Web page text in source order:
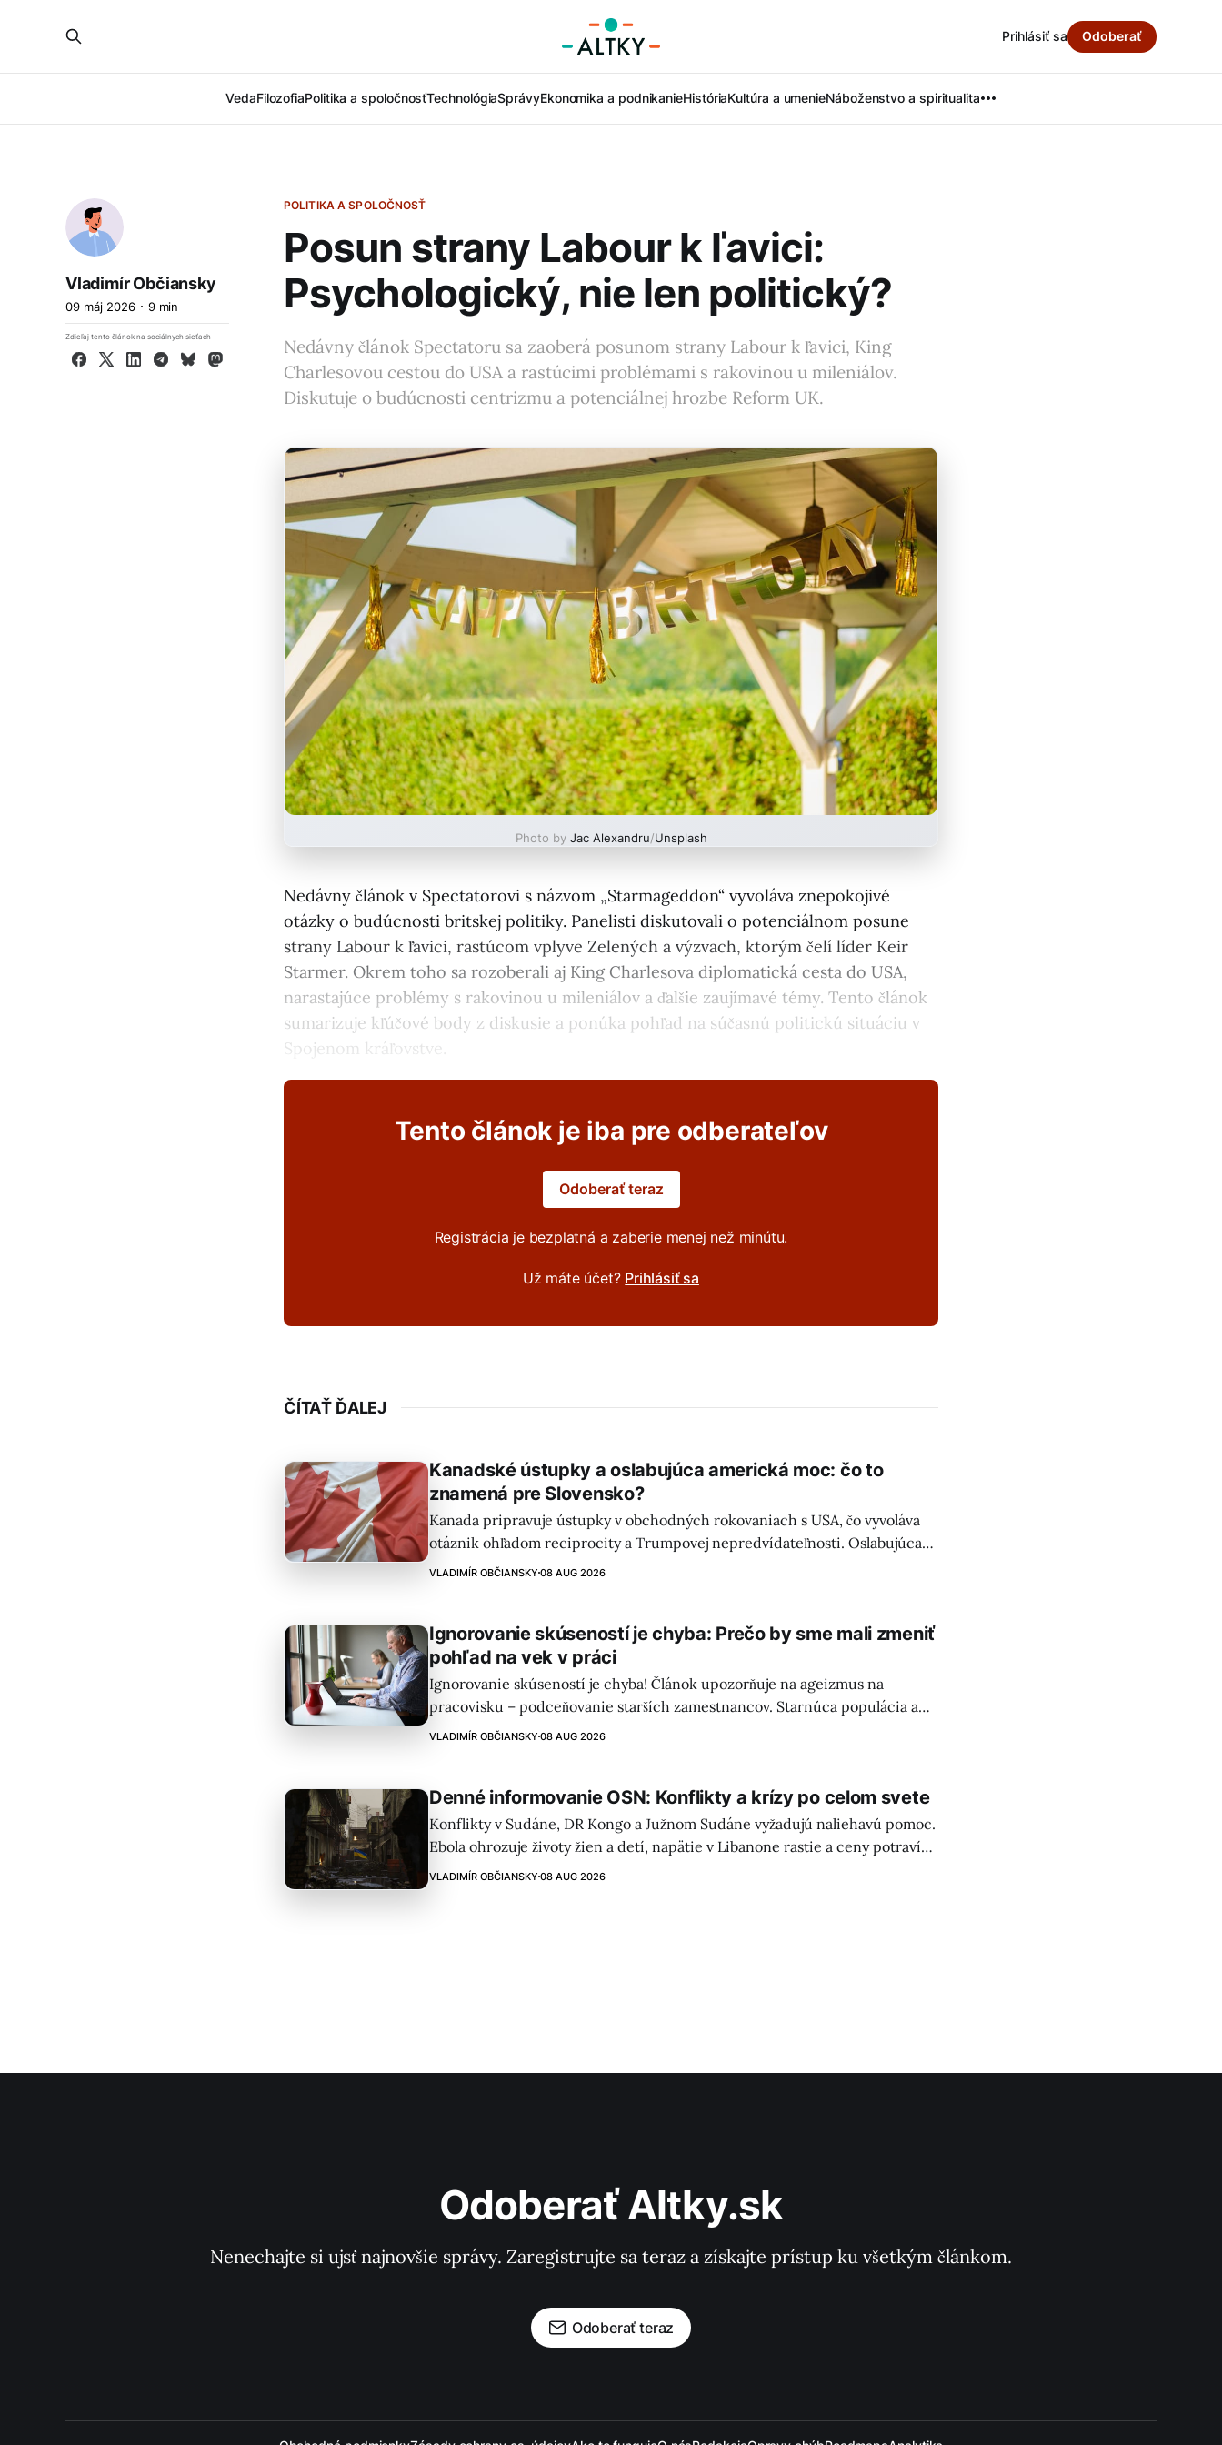
VedaFilozofiaPolitika a spoločnosťTechnológiaSprávyEkonomika a podnikanieHistóriaKultúra a umenieNáboženstvo a spiritualita
Prihlásiť sa Odoberať
POLITIKA A SPOLOČNOSŤ
Posun strany Labour k ľavici:
Psychologický, nie len politický?
Nedávny článok Spectatoru sa zaoberá posunom strany Labour k ľavici, King
Charlesovou cestou do USA a rastúcimi problémami s rakovinou u mileniálov.
Diskutuje o budúcnosti centrizmu a potenciálnej hrozbe Reform UK.
Vladimír Občiansky
09 máj 2026 9 min
Zdieľaj tento článok na sociálnych sieťach
Facebook
X LinkedInTelegram
BlueskyMastodon
Photo by Jac Alexandru/Unsplash
Nedávny článok v Spectatorovi s názvom „Starmageddon“ vyvoláva znepokojivé
otázky o budúcnosti britskej politiky. Panelisti diskutovali o potenciálnom posune
strany Labour k ľavici, rastúcom vplyve Zelených a výzvach, ktorým čelí líder Keir
Starmer. Okrem toho sa rozoberali aj King Charlesova diplomatická cesta do USA,
narastajúce problémy s rakovinou u mileniálov a ďalšie zaujímavé témy. Tento článok
sumarizuje kľúčové body z diskusie a ponúka pohľad na súčasnú politickú situáciu v
Spojenom kráľovstve.
Tento článok je iba pre odberateľov
Odoberať teraz
Registrácia je bezplatná a zaberie menej než minútu.
Už máte účet? Prihlásiť sa
ČÍTAŤ ĎALEJ
Kanadské ústupky a oslabujúca americká moc: čo to
znamená pre Slovensko?
Kanada pripravuje ústupky v obchodných rokovaniach s USA, čo vyvoláva
otáznik ohľadom reciprocity a Trumpovej nepredvídateľnosti. Oslabujúca
americká moc a dohoda Omán-Irán môžu mať dopady aj na Slovensko.
VLADIMÍR OBČIANSKY 08 AUG 2026
Ignorovanie skúseností je chyba: Prečo by sme mali zmeniť
pohľad na vek v práci
Ignorovanie skúseností je chyba! Článok upozorňuje na ageizmus na
pracovisku – podceňovanie starších zamestnancov. Starnúca populácia a
demografické zmeny vyžadujú nový pohľad na vek ako cenný aktív a
VLADIMÍR OBČIANSKY 08 AUG 2026
Denné informovanie OSN: Konflikty a krízy po celom svete
Konflikty v Sudáne, DR Kongo a Južnom Sudáne vyžadujú naliehavú pomoc.
Ebola ohrozuje životy žien a detí, napätie v Libanone rastie a ceny potravín
stúpajú. OSN vyzýva na okamžitú akciu.
VLADIMÍR OBČIANSKY 08 AUG 2026
Odoberať Altky.sk
Nenechajte si ujsť najnovšie správy. Zaregistrujte sa teraz a získajte prístup ku všetkým článkom.
Odoberať teraz